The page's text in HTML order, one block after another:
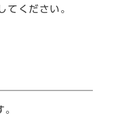
てください。